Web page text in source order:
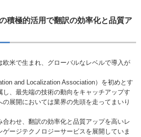
積極的活用で翻訳の効率化と品質ア
欧米で生まれ、グローバルなレベルで導入が
and Localization Association）を初めとす
し、最先端の技術の動向をキャッチアップす
展開においては業界の先頭を走ってまいり
わせ、翻訳の効率化と品質アップを高いレ
ージテクノロジーサービスを展開していま